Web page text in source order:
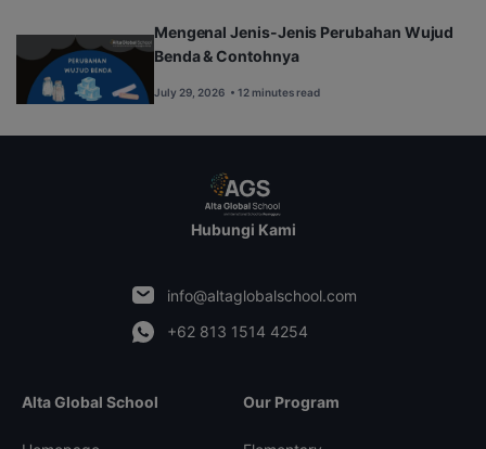
Mengenal Jenis-Jenis Perubahan Wujud
Benda & Contohnya
July 29, 2026 • 12 minutes read
Hubungi Kami
info@altaglobalschool.com
+62 813 1514 4254
Alta Global School Our Program